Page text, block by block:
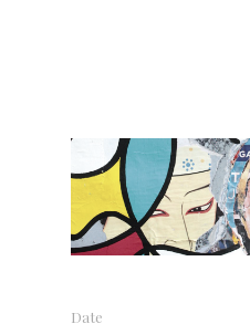
Date